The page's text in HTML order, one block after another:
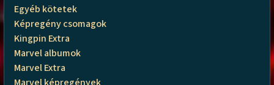
Egyéb kötetek
Képregény csomagok
Kingpin Extra
Marvel albumok
Marvel Extra